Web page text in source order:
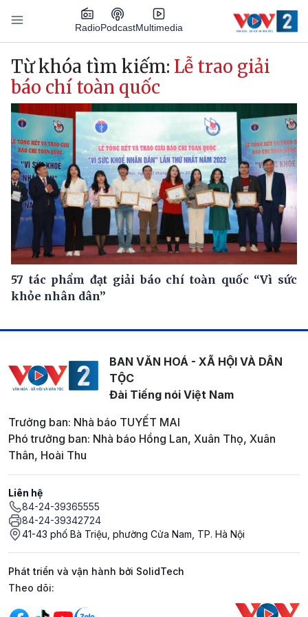
Nhảy đến nội dung
RadioPodcastMultimedia
Main navigation
Từ khóa tìm kiếm: Lễ trao giải
báo chí toàn quốc
57 tác phẩm đạt giải báo chí toàn quốc “Vì sức
khỏe nhân dân”
BAN VĂN HOÁ - XÃ HỘI VÀ DÂN
TỘC
Đài Tiếng nói Việt Nam
Trưởng ban: Nhà báo TUYẾT MAI
Phó trưởng ban: Nhà báo Hồng Lan, Xuân Thọ, Xuân
Thân, Hoài Thu
Liên hệ
84-24-39365555
84-24-39342724
41-43 phố Bà Triệu, phường Cửa Nam, TP. Hà Nội
Phát triển và vận hành bởi SolidTech
Mạng xã hội
Theo dõi: